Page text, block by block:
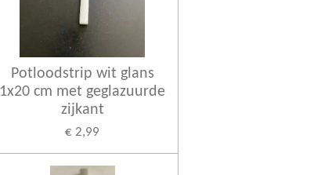
Potloodstrip wit glans
1x20 cm met geglazuurde
zijkant
€ 2,99